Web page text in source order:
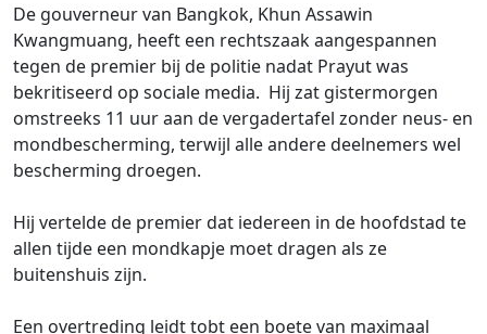
De gouverneur van Bangkok, Khun Assawin
Kwangmuang, heeft een rechtszaak aangespannen
tegen de premier bij de politie nadat Prayut was
bekritiseerd op sociale media. Hij zat gistermorgen
omstreeks 11 uur aan de vergadertafel zonder neus- en
mondbescherming, terwijl alle andere deelnemers wel
bescherming droegen.
Hij vertelde de premier dat iedereen in de hoofdstad te
allen tijde een mondkapje moet dragen als ze
buitenshuis zijn.
Een overtreding leidt tobt een boete van maximaal